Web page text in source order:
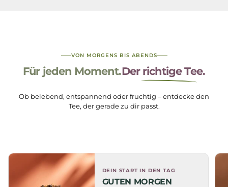
VON MORGENS BIS ABENDS
Für jeden Moment.Der richtige Tee.
Ob belebend, entspannend oder fruchtig – entdecke den
Tee, der gerade zu dir passt.
DEIN START IN DEN TAG
GUTEN MORGEN